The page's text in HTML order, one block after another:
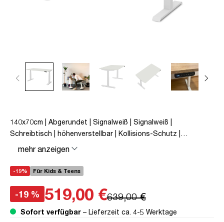
140x70cm | Abgerundet | Signalweiß | Signalweiß |
Schreibtisch | höhenverstellbar | Kollisions-Schutz |
Elektrisch höhenverstellbar | Familiengerecht |
Verriegelungsfunktion | Metall | Holz | Weiß | 5 Jahre
Herstellergarantie | unmontiert | TÜV© geprüfte Ergonomie |
mehr anzeigen
-19% Für Kids & Teens
-19 % 519,00 €639,00 €
Sofort verfügbar – Lieferzeit ca. 4-5 Werktage